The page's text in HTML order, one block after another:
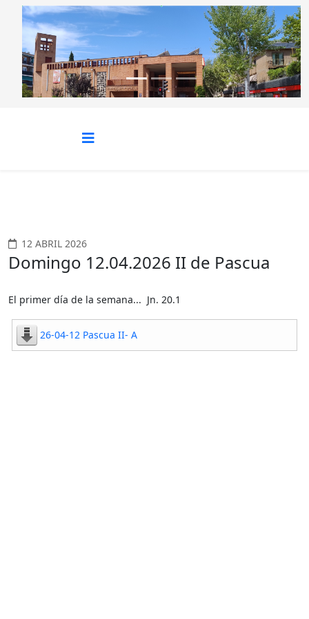
Anterior
12 ABRIL 2026
Domingo 12.04.2026 II de Pascua
El primer día de la semana... Jn. 20.1
26-04-12 Pascua II- A